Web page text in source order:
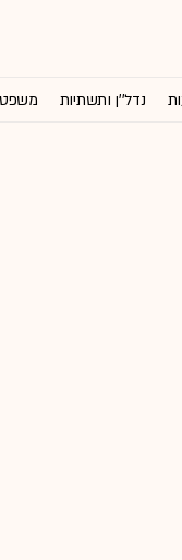
נדל''ן ותשתיות משפט